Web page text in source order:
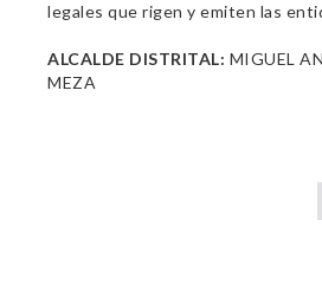
legales que rigen y emiten las
ALCALDE DISTRITAL: MIGUEL
MEZA